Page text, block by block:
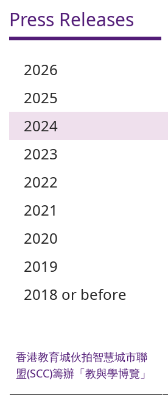
Press Releases
2026
2025
2024
2023
2022
2021
2020
2019
2018 or before
香港教育城伙拍智慧城市聯
盟(SCC)籌辦「教與學博覽」